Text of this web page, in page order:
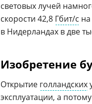
световых лучей
скорости 42,8 Гбит/с
в Нидерландах в две
Изобретение
Открытие голландских
эксплуатации, а